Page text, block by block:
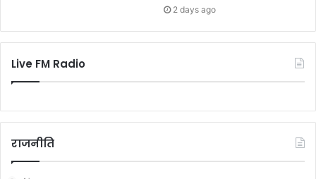
2 days ago
Live FM Radio
राजनीति